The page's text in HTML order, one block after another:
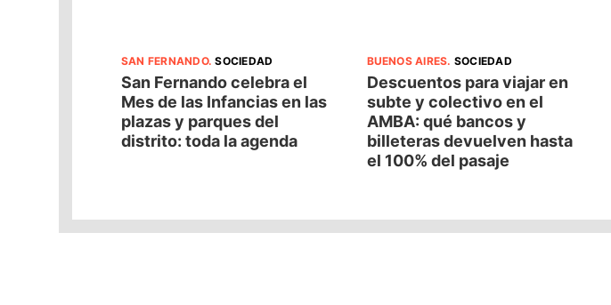
SAN FERNANDO.SOCIEDAD
San Fernando celebra el
Mes de las Infancias en las
plazas y parques del
distrito: toda la agenda
BUENOS AIRES. SOCIEDAD
Descuentos para viajar en
subte y colectivo en el
AMBA: qué bancos y
billeteras devuelven hasta
el 100% del pasaje